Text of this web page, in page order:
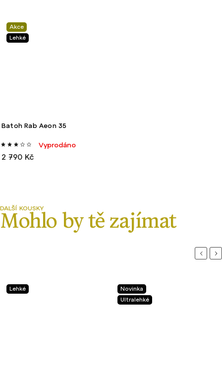
Akce
Lehké
Batoh Rab Aeon 35
Vyprodáno
2 790 Kč
Lehké
Novinka
Ultralehké